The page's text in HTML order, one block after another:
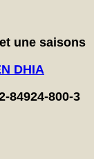
une saisons
DHIA
84924-800-3